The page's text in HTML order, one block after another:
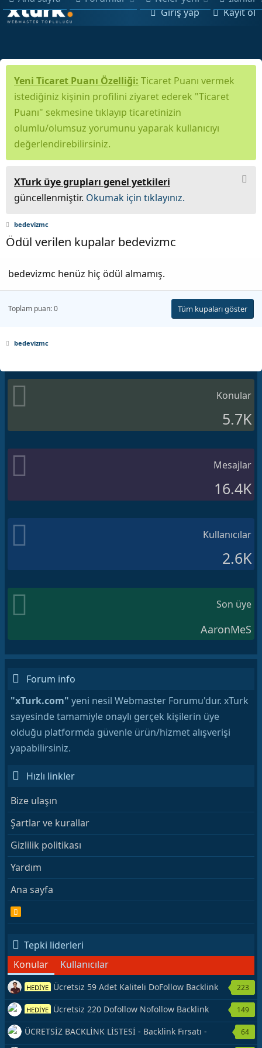
Giriş yap Kayıt ol
Yeni Ticaret Puanı Özelliği: Ticaret Puanı vermek
istediğiniz kişinin profilini ziyaret ederek "Ticaret
Puanı" sekmesine tıklayıp ticaretinizin
olumlu/olumsuz yorumunu yaparak kullanıcıyı
değerlendirebilirsiniz.
XTurk üye grupları genel yetkileri
güncellenmiştir. Okumak için tıklayınız.
bedevizmc
Ödül verilen kupalar bedevizmc
bedevizmc henüz hiç ödül almamış.
Toplam puan: 0 Tüm kupaları göster
bedevizmc
Konular
5.7K
Mesajlar
16.4K
Kullanıcılar
2.6K
Son üye
AaronMeS
Forum info
"xTurk.com" yeni nesil Webmaster Forumu'dur. xTurk
sayesinde tamamiyle onaylı gerçek kişilerin üye
olduğu platformda güvenle ürün/hizmet alışverişi
yapabilirsiniz.
Hızlı linkler
Bize ulaşın
Şartlar ve kurallar
Gizlilik politikası
Yardım
Ana sayfa
R
S
Tepki liderleri
Konular
Kullanıcılar
HEDİYE Ücretsiz 59 Adet Kaliteli DoFollow Backlink
Kaynağı Veriyorum.
223
HEDİYE Ücretsiz 220 Dofollow Nofollow Backlink
Veriyorum
149
ÜCRETSİZ BACKLİNK LİSTESİ - Backlink Fırsatı -
Hemen Yetiş!
64